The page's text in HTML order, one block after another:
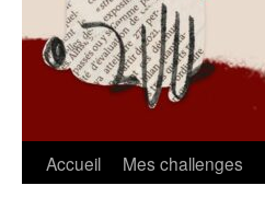
Aller
Accueil Mes challenges